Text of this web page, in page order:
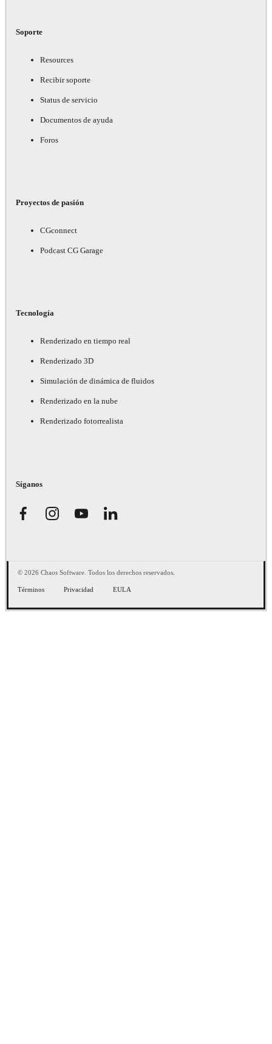
Soporte
Resources
Recibir soporte
Status de servicio
Documentos de ayuda
Foros
Proyectos de pasión
CGconnect
Podcast CG Garage
Tecnología
Renderizado en tiempo real
Renderizado 3D
Simulación de dinámica de fluidos
Renderizado en la nube
Renderizado fotorrealista
Síganos
© 2026 Chaos Software. Todos los derechos reservados.
Términos Privacidad EULA